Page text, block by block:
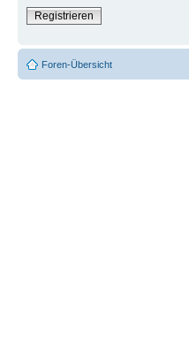
Registrieren
Foren-Übersicht